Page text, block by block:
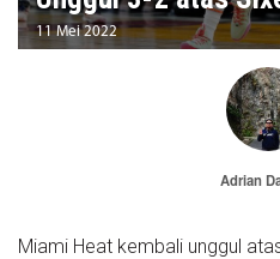
11 Mei 2022
Adrian
Miami Heat kembali unggul